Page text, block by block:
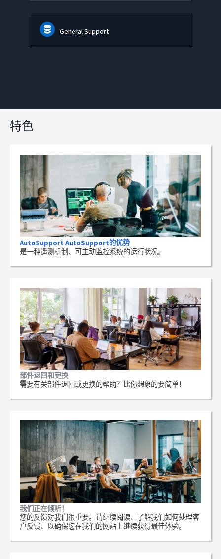
General Support
特色
AutoSupport AutoSupport的优势
是一种遥测机制、可主动监控系统的运行状况。
部件退回和更换
需要有关部件退回或更换的帮助？比你想象的要简单！
我们正在倾听！
您的反馈对我们很重要。请继续阅读、了解我们如何处理客
户反馈、以确保您在我们的网站上继续获得最佳体验。